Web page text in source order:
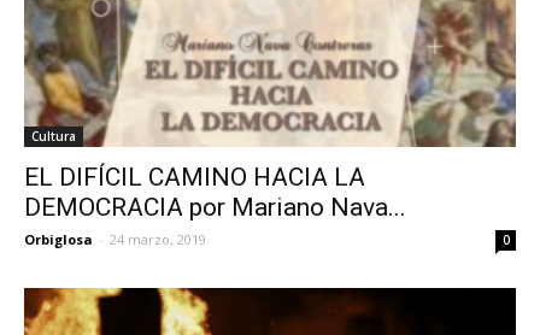
Cultura
EL DIFÍCIL CAMINO HACIA LA
DEMOCRACIA por Mariano Nava...
Orbiglosa - 24 marzo, 2019 0